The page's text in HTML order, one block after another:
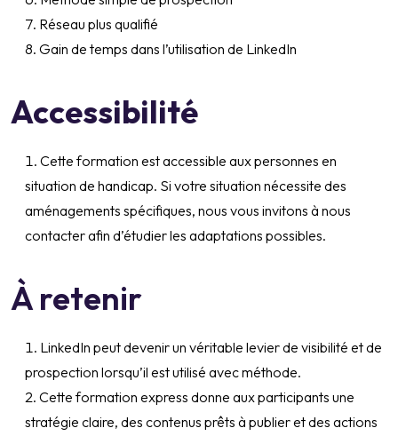
Réseau plus qualifié
Gain de temps dans l’utilisation de LinkedIn
Accessibilité
Cette formation est accessible aux personnes en
situation de handicap. Si votre situation nécessite des
aménagements spécifiques, nous vous invitons à nous
contacter afin d’étudier les adaptations possibles.
À retenir
LinkedIn peut devenir un véritable levier de visibilité et de
prospection lorsqu’il est utilisé avec méthode.
Cette formation express donne aux participants une
stratégie claire, des contenus prêts à publier et des actions